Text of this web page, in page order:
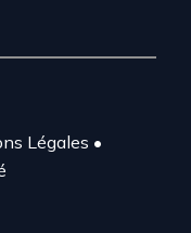
Légales •